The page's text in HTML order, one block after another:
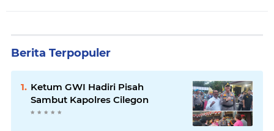
Berita Terpopuler
Ketum GWI Hadiri Pisah
Sambut Kapolres Cilegon